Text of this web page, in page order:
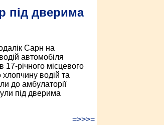
під дверима
Сарн на
автомобіля
17-річного місцевого
водій та
до амбулаторії
під дверима
=>>>=